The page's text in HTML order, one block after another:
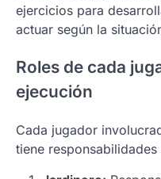
ejercicios para
actuar según la
Roles de cada
ejecución
Cada jugador
tiene